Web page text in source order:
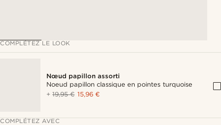
COMPLÉTEZ LE LOOK
Nœud papillon assorti
Noeud papillon classique en pointes turquoise
+19,95 € 15,96 €
COMPLÉTEZ AVEC